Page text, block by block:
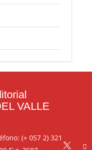
VALLE
(+ 057 2) 321